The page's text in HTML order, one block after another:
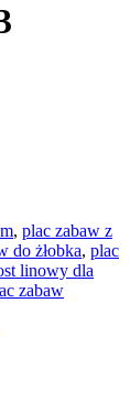
, plac zabaw z
do żłobka, plac
linowy dla
zabaw